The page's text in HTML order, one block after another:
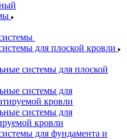
для плоской кровли
системы для плоской
системы для
кровли
системы для
кровли
для фундамента и